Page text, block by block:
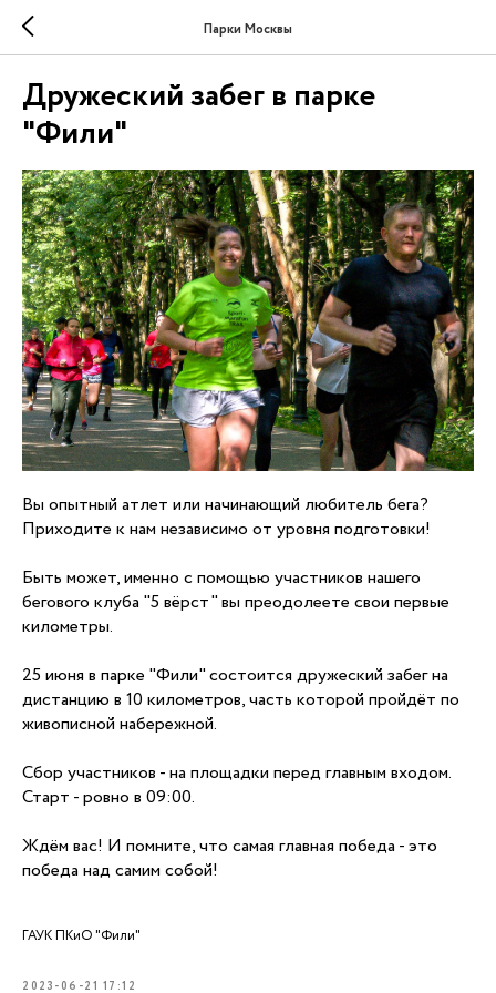
Парки Москвы
Дружеский забег в парке
"Фили"
Вы опытный атлет или начинающий любитель бега?
Приходите к нам независимо от уровня подготовки!
Быть может, именно с помощью участников нашего
бегового клуба "5 вёрст" вы преодолеете свои первые
километры.
25 июня в парке "Фили" состоится дружеский забег на
дистанцию в 10 километров, часть которой пройдёт по
живописной набережной.
Сбор участников - на площадки перед главным входом.
Старт - ровно в 09:00.
Ждём вас! И помните, что самая главная победа - это
победа над самим собой!
ГАУК ПКиО "Фили"
2023-06-21 17:12